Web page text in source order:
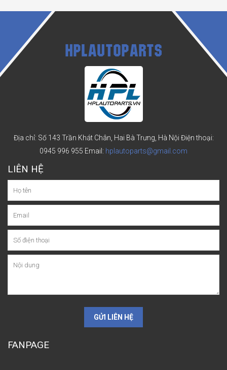
HPLAUTOPARTS
Địa chỉ: Số 143 Trần Khát Chân, Hai Bà Trưng, Hà Nội Điện thoại:
0945 996 955 Email: hplautoparts@gmail.com
LIÊN HỆ
GỬI LIÊN HỆ
FANPAGE